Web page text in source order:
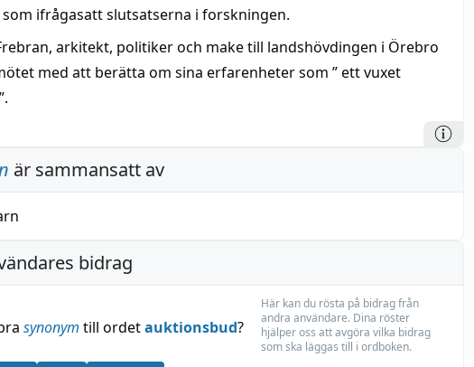
ifrågasatt slutsatserna i forskningen.
arkitekt, politiker och make till landshövdingen i Örebro
med att berätta om sina erfarenheter som ” ett vuxet
”.
är sammansatt av
bidrag
synonym till ordetauktionsbud?
Här kan du rösta på bidrag från
andra användare. Dina röster
hjälper oss att avgöra vilka bidrag
som ska läggas till i ordboken.